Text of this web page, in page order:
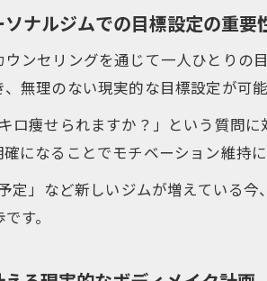
自分に合うジムを見極め
カウンセリング内容
継続できるパーソナ
カウンセリングで見つけ
ナルジムでの目標設定の重要
ンセリングを通じて一人ひとり
無理のない現実的な目標設定が可能
ロ痩せられますか？」という質問
になることでモチベーション維持
定」など新しいジムが増えている
す。